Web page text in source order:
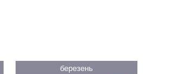
березень